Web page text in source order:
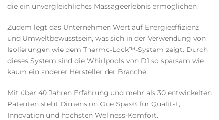
die ein unvergleichliches Massageerlebnis ermöglichen.
Zudem legt das Unternehmen Wert auf Energieeffizienz
und Umweltbewusstsein, was sich in der Verwendung von
Isolierungen wie dem Thermo-Lock™-System zeigt. Durch
dieses System sind die Whirlpools von D1 so sparsam wie
kaum ein anderer Hersteller der Branche.
Mit über 40 Jahren Erfahrung und mehr als 30 entwickelten
Patenten steht Dimension One Spas® für Qualität,
Innovation und höchsten Wellness-Komfort.